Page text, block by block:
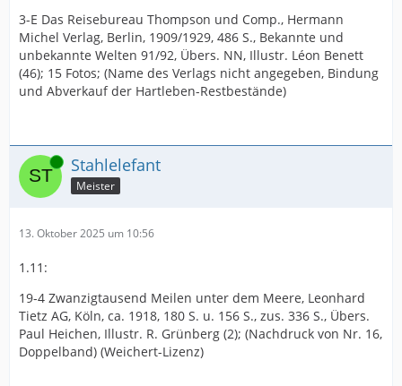
3-E Das Reisebureau Thompson und Comp., Hermann
Michel Verlag, Berlin, 1909/1929, 486 S., Bekannte und
unbekannte Welten 91/92, Übers. NN, Illustr. Léon Benett
(46); 15 Fotos; (Name des Verlags nicht angegeben, Bindung
und Abverkauf der Hartleben-Restbestände)
Online Stahlelefant
Meister
13. Oktober 2025 um 10:56
1.11:
19-4 Zwanzigtausend Meilen unter dem Meere, Leonhard
Tietz AG, Köln, ca. 1918, 180 S. u. 156 S., zus. 336 S., Übers.
Paul Heichen, Illustr. R. Grünberg (2); (Nachdruck von Nr. 16,
Doppelband) (Weichert-Lizenz)